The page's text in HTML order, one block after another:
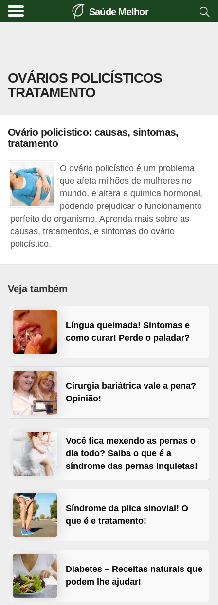
Saúde Melhor
OVÁRIOS POLICÍSTICOS
TRATAMENTO
Ovário policistico: causas, sintomas,
tratamento
O ovário policístico é um problema
que afeta milhões de mulheres no
mundo, e altera a química hormonal,
podendo prejudicar o funcionamento
perfeito do organismo. Aprenda mais sobre as
causas, tratamentos, e sintomas do ovário
policístico.
Veja também
Língua queimada! Sintomas e
como curar! Perde o paladar?
Cirurgia bariátrica vale a pena?
Opinião!
Você fica mexendo as pernas o
dia todo? Saiba o que é a
síndrome das pernas inquietas!
Síndrome da plica sinovial! O
que é e tratamento!
Diabetes – Receitas naturais que
podem lhe ajudar!
A
i
d
e
í
s
i
a
B
e
a
D
i
t
a
e
l
m
n
t
a
ç
ã
o
S
a